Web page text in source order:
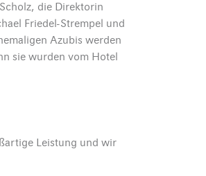
die Direktorin
Friedel-Strempel und
Azubis werden
sie wurden vom Hotel
Leistung und wir